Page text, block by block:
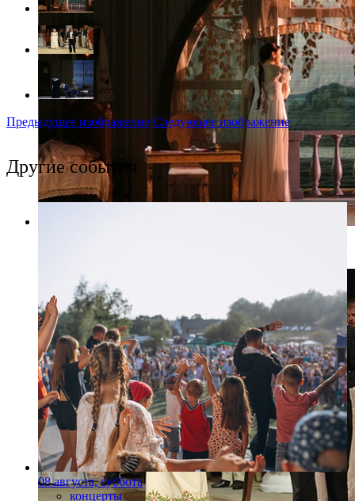
Предыдущее изображение Следующее изображение
Другие события
08 августа, суббота
концерты